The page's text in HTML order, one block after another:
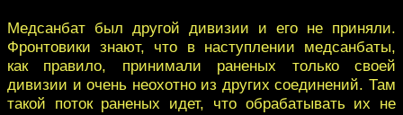
Медсанбат был другой дивизии и его не приняли.
Фронтовики знают, что в наступлении медсанбаты,
как правило, принимали раненых только своей
дивизии и очень неохотно из других соединений. Там
такой поток раненых идет, что обрабатывать их не